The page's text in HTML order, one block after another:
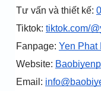
Tư vấn và thiết kế:
Tiktok: tiktok.com/
Fanpage: Yen Phat
Website:
Email: